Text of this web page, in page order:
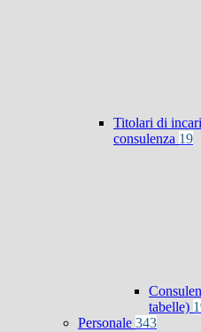
Titolari di
consulenza 19
tabelle)
Personale 343